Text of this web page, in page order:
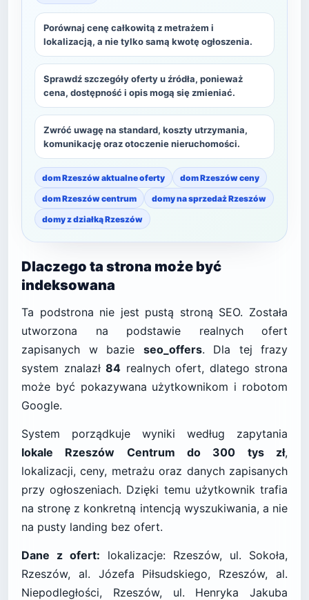
Porównaj cenę całkowitą z metrażem i
lokalizacją, a nie tylko samą kwotę ogłoszenia.
Sprawdź szczegóły oferty u źródła, ponieważ
cena, dostępność i opis mogą się zmieniać.
Zwróć uwagę na standard, koszty utrzymania,
komunikację oraz otoczenie nieruchomości.
dom Rzeszów aktualne oferty
dom Rzeszów ceny
dom Rzeszów centrum
domy na sprzedaż Rzeszów
domy z działką Rzeszów
Dlaczego ta strona może być
indeksowana
Ta podstrona nie jest pustą stroną SEO. Została
utworzona na podstawie realnych ofert
zapisanych w bazie seo_offers. Dla tej frazy
system znalazł 84 realnych ofert, dlatego strona
może być pokazywana użytkownikom i robotom
Google.
System porządkuje wyniki według zapytania
lokale Rzeszów Centrum do 300 tys zł,
lokalizacji, ceny, metrażu oraz danych zapisanych
przy ogłoszeniach. Dzięki temu użytkownik trafia
na stronę z konkretną intencją wyszukiwania, a nie
na pusty landing bez ofert.
Dane z ofert: lokalizacje: Rzeszów, ul. Sokoła,
Rzeszów, al. Józefa Piłsudskiego, Rzeszów, al.
Niepodległości, Rzeszów, ul. Henryka Jakuba